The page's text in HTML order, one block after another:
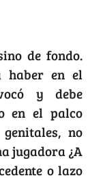
de fondo.
haber en el
y debe
en el palco
no
jugadora ¿A
o lazo